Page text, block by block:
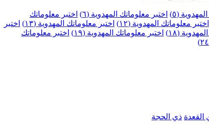
(٥) اختبر معلوماتك المهدوية (٦)
اختبر معلوماتك
اختبر معلوماتك المهدوية (١٢) اختبر معلوماتك المهدوية (١٣)
اختبر
(١٨) اختبر معلوماتك المهدوية (١٩)
اختبر معلوماتك
القعدة ذي الحجة